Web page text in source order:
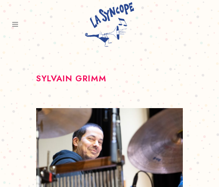
SYLVAIN GRIMM